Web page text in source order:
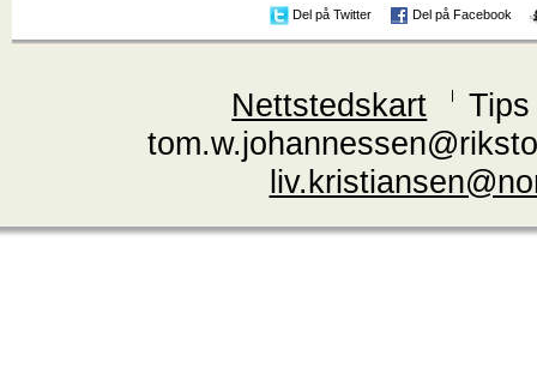
Del på Twitter Del på Facebook
Nettstedskart